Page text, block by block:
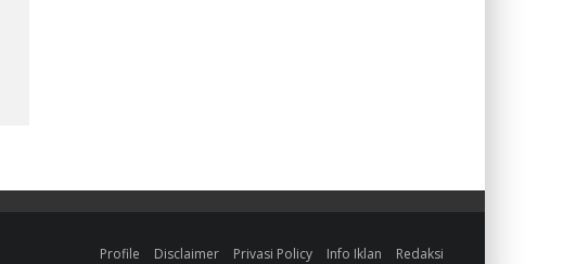
Profile Disclaimer Privasi Policy Info Iklan Redaksi